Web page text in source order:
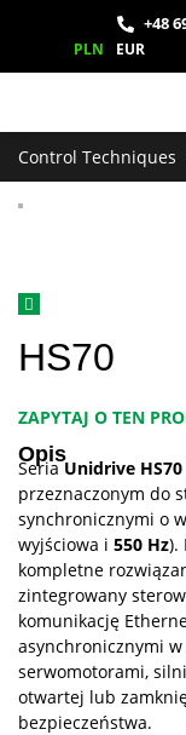
+48
PLN EUR
Control Techniques
HS70
ZAPYTAJ O TEN
Opis
SeriaUnidrive HS70
przeznaczonym do
synchronicznymi o
wyjściowa i 550 Hz).
kompletne
zintegrowany
komunikację
asynchronicznymi
serwomotorami,
otwartej lub
bezpieczeństwa.